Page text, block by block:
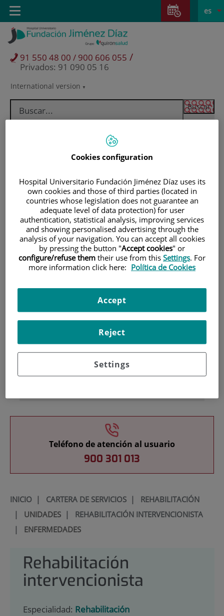
Saltar al contenido
Saltar
contenido
Selector
idioma
activo
es
International version
91 550 48 00 / 900 606 055 /
Privados: 91 090 05 16
Toggle
navigation
Pacientes y visitantes
Investigación
Teléfono de atención al usuario
900 301 013
INICIO| CARTERA DE SERVICIOS| REHABILITACIÓN
| UNIDADES| REHABILITACIÓN INTERVENCIONISTA
| ENFERMEDADES
Rehabilitación
intervencionista
Especialidad: Rehabilitación
Cookies configuration
Hospital Universitario Fundación Jiménez Díaz uses its
own cookies and those of third parties (located in
countries whose legislation does not guarantee an
adequate level of data protection) for user
authentication, statistical analysis, improving services
and showing personalised advertising through the
analysis of your navigation. You can accept all cookies
by pressing the button "Accept cookies" or
configure/refuse them their use from this Settings. For
more information click here: Política de Cookies
Settings
Reject
Accept